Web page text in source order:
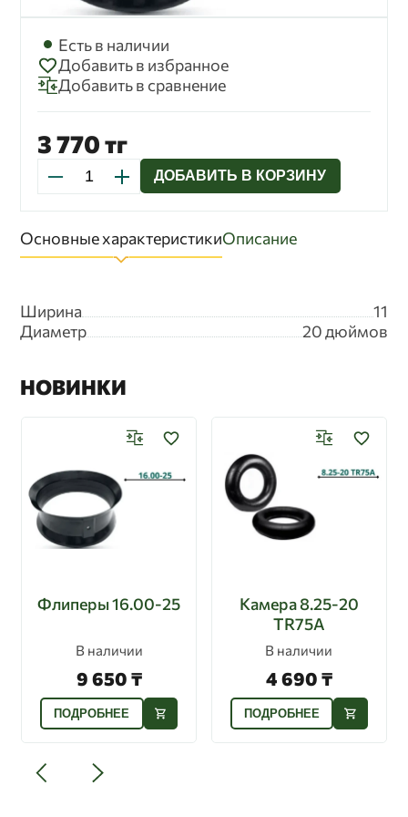
Есть в наличии
Добавить в избранное
Добавить в сравнение
3 770 тг
ДОБАВИТЬ В КОРЗИНУ
Основные характеристикиОписание
Ширина
11
Диаметр
20 дюймов
НОВИНКИ
Флиперы 16.00-25
В наличии
9 650 ₸
ПОДРОБНЕЕ
Камера 8.25-20
TR75A
В наличии
4 690 ₸
ПОДРОБНЕЕ
изменения политики обработки персональных
данных Оператором. Политика действует
бессрочно до замены ее новой версией.